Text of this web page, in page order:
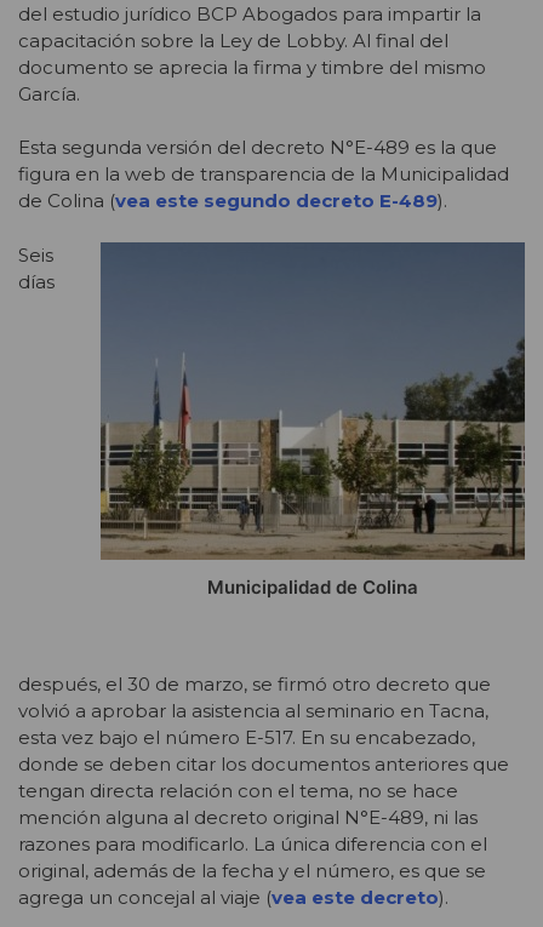
del estudio jurídico BCP Abogados para impartir la
capacitación sobre la Ley de Lobby. Al final del
documento se aprecia la firma y timbre del mismo
García.
Esta segunda versión del decreto N°E-489 es la que
figura en la web de transparencia de la Municipalidad
de Colina (vea este segundo decreto E-489).
Municipalidad de Colina
Seis
días
después, el 30 de marzo, se firmó otro decreto que
volvió a aprobar la asistencia al seminario en Tacna,
esta vez bajo el número E-517. En su encabezado,
donde se deben citar los documentos anteriores que
tengan directa relación con el tema, no se hace
mención alguna al decreto original N°E-489, ni las
razones para modificarlo. La única diferencia con el
original, además de la fecha y el número, es que se
agrega un concejal al viaje (vea este decreto).